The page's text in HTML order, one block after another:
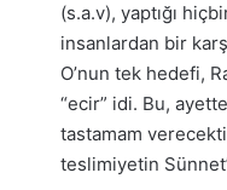
(s.a.v), yaptığı
insanlardan bir
O’nun tek hedefi,
“ecir” idi. Bu,
tastamam
teslimiyetin